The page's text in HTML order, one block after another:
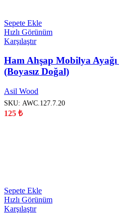
Sepete Ekle
Hızlı Görünüm
Karşılaştır
Ham Ahşap Mobilya
(Boyasız Doğal)
Asil Wood
SKU: AWC.127.7.20
125 ₺
Sepete Ekle
Hızlı Görünüm
Karşılaştır